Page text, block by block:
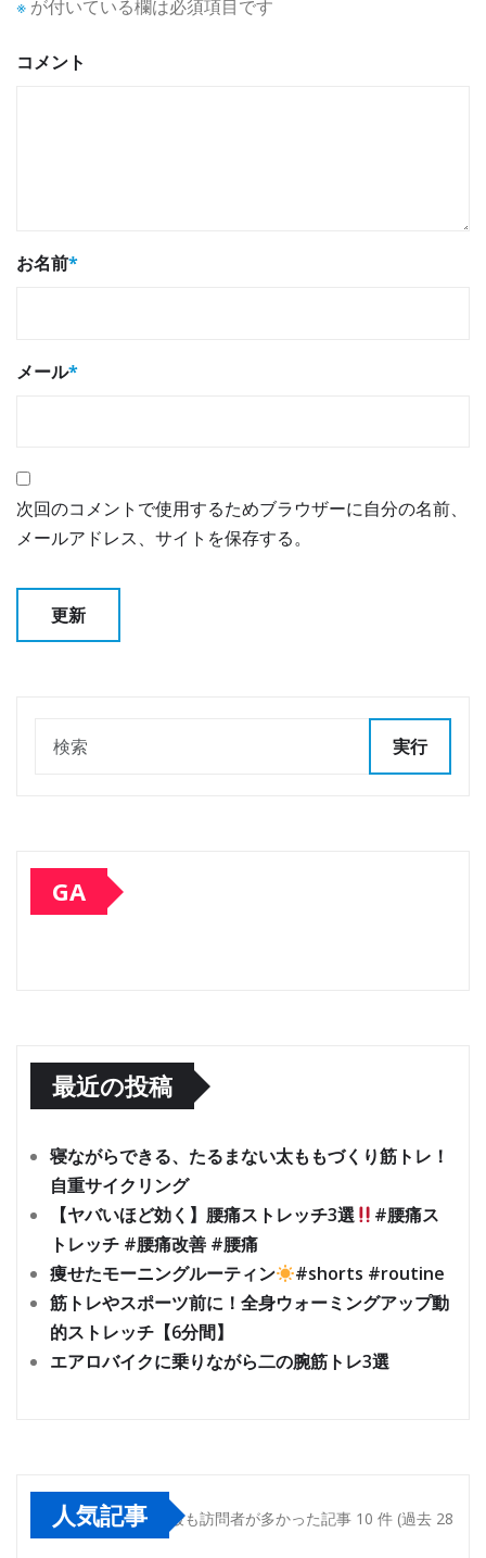
※ が付いている欄は必須項目です
コメント
お名前*
メール*
次回のコメントで使用するためブラウザーに自分の名前、
メールアドレス、サイトを保存する。
実行
GA
最近の投稿
寝ながらできる、たるまない太ももづくり筋トレ！
自重サイクリング
【ヤバいほど効く】腰痛ストレッチ3選
#腰痛ス
トレッチ #腰痛改善 #腰痛
痩せたモーニングルーティン
#shorts #routine
筋トレやスポーツ前に！全身ウォーミングアップ動
的ストレッチ【6分間】
エアロバイクに乗りながら二の腕筋トレ3選
人気記事 最も訪問者が多かった記事 10 件 (過去 28